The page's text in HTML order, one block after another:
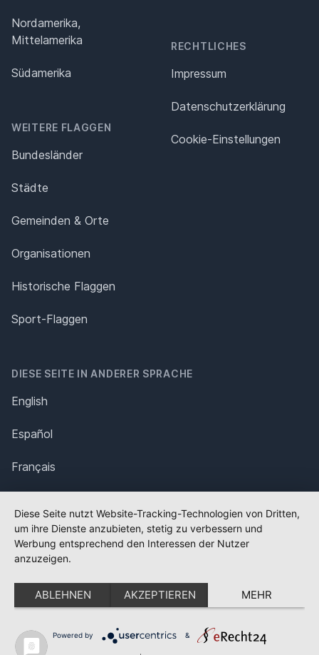
Nordamerika,
Mittelamerika
Südamerika
WEITERE FLAGGEN
Bundesländer
Städte
Gemeinden & Orte
Organisationen
Historische Flaggen
Sport-Flaggen
RECHTLICHES
Impressum
Datenschutz­erklärung
Cookie-Einstellungen
DIESE SEITE IN ANDERER SPRACHE
English
Español
Français
Polska
Português
Nederlands
Svenska
Diese Seite nutzt Website-Tracking-Technologien von Dritten,
um ihre Dienste anzubieten, stetig zu verbessern und
Werbung entsprechend den Interessen der Nutzer
anzuzeigen.
ABLEHNEN AKZEPTIEREN MEHR
Powered by &